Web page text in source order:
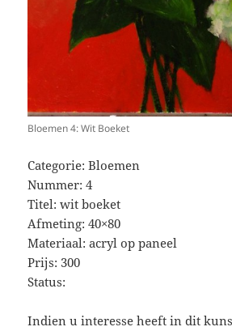
Bloemen 4: Wit Boeket
Categorie: Bloemen
Nummer: 4
Titel: wit boeket
Afmeting: 40×80
Materiaal: acryl op paneel
Prijs: 300
Status:
Indien u interesse heeft in dit